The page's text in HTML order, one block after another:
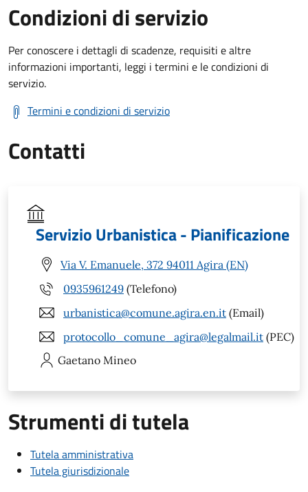
Condizioni di servizio
Per conoscere i dettagli di scadenze, requisiti e altre
informazioni importanti, leggi i termini e le condizioni di
servizio.
Termini e condizioni di servizio
Contatti
Servizio Urbanistica - Pianificazione
Via V. Emanuele, 372 94011 Agira (EN)
0935961249 (Telefono)
urbanistica@comune.agira.en.it (Email)
protocollo_comune_agira@legalmail.it (PEC)
Gaetano Mineo
Strumenti di tutela
Tutela amministrativa
Tutela giurisdizionale